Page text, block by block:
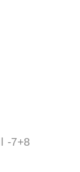
7+8- المحاضرتين السابعة والثامنة